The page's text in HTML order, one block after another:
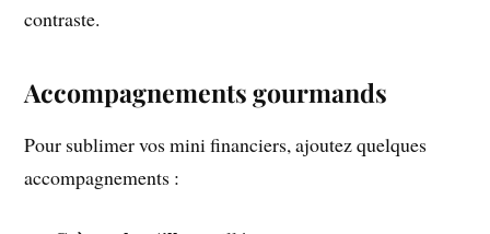
contraste.
Accompagnements gourmands
Pour sublimer vos mini financiers, ajoutez quelques
accompagnements :